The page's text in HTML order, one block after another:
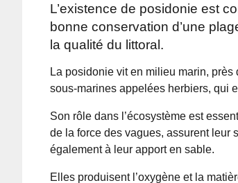
L’existence de posidonie est
bonne conservation d’une
la qualité du littoral.
La posidonie vit en milieu marin,
sous-marines appelées herbiers, qui
Son rôle dans l’écosystème est
de la force des vagues, assurent leur
également à leur apport en sable.
Elles produisent l’oxygène et la